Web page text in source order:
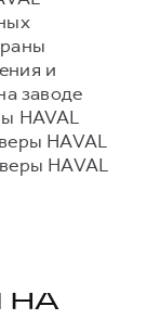
и
заводе
HAVAL
HAVAL
HAVAL
НА